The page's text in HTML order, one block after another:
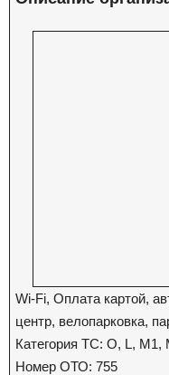
Wi-Fi, Оплата картой,
центр, велопарковка,
Категория ТС: O, L, M1,
Номер ОТО: 755